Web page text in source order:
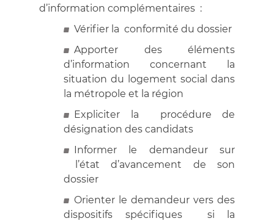
d’information complémentaires :
Vérifier la conformité du dossier
Apporter des éléments
d’information concernant la
situation du logement social dans
la métropole et la région
Expliciter la procédure de
désignation des candidats
Informer le demandeur sur
l’état d’avancement de son
dossier
Orienter le demandeur vers des
dispositifs spécifiques si la